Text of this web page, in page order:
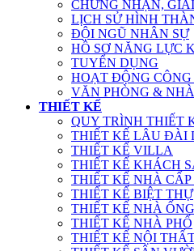
CHỨNG NHẬN,
LỊCH SỬ HÌNH
ĐỘI NGŨ NHÂN SỰ
HỒ SƠ NĂNG LỰC
TUYỂN DỤNG
HOẠT ĐỘNG CÔNG
VĂN PHÒNG &
THIẾT KẾ
QUY TRÌNH THIẾT
THIẾT KẾ LÂU ĐÀI
THIẾT KẾ VILLA
THIẾT KẾ KHÁCH
THIẾT KẾ NHÀ CẤP
THIẾT KẾ BIỆT THỰ
THIẾT KẾ NHÀ ỐNG
THIẾT KẾ NHÀ PHỐ
THIẾT KẾ NỘI